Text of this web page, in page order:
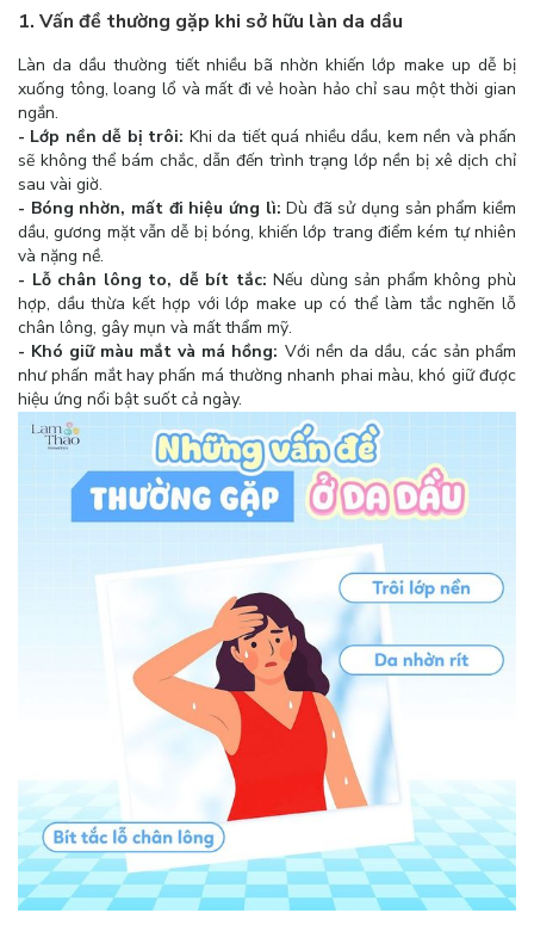
1. Vấn đề thường gặp khi sở hữu làn da dầu
Làn da dầu thường tiết nhiều bã nhờn khiến lớp make up dễ bị
xuống tông, loang lổ và mất đi vẻ hoàn hảo chỉ sau một thời gian
ngắn.
- Lớp nền dễ bị trôi: Khi da tiết quá nhiều dầu, kem nền và phấn
sẽ không thể bám chắc, dẫn đến trình trạng lớp nền bị xê dịch chỉ
sau vài giờ.
- Bóng nhờn, mất đi hiệu ứng lì: Dù đã sử dụng sản phẩm kiềm
dầu, gương mặt vẫn dễ bị bóng, khiến lớp trang điểm kém tự nhiên
và nặng nề.
- Lỗ chân lông to, dễ bít tắc:Nếu dùng sản phẩm không phù
hợp, dầu thừa kết hợp với lớp make up có thể làm tắc nghẽn lỗ
chân lông, gây mụn và mất thẩm mỹ.
- Khó giữ màu mắt và má hồng: Với nền da dầu, các sản phẩm
như phấn mắt hay phấn má thường nhanh phai màu, khó giữ được
hiệu ứng nổi bật suốt cả ngày.